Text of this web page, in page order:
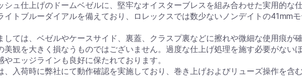
シュ仕上げのドームベゼルに、堅牢なオイスターブレスを組み合わせた実用的な
イトブルーダイアルを備えており、ロレックスでは数少ないノンデイトの41mm
しては、ベゼルやケースサイド、裏蓋、クラスプ裏などに擦れや微細な使用痕が
美観を大きく損なうものではございません。過度な仕上げ処理を施す必要がない
エッジラインも良好に保たれております。
、入荷時に弊社にて動作確認を実施しており、巻き上げおよびリューズ操作を含